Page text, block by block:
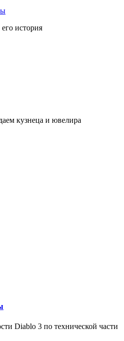
история
кузнеца и ювелира
Diablo 3 по технической части